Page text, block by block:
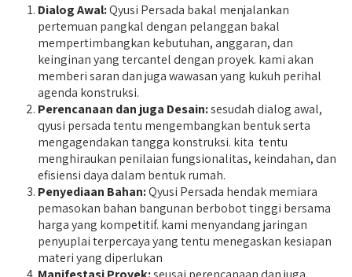
Dialog Awal:Qyusi Persada bakal menjalankan
pertemuan pangkal dengan pelanggan bakal
mempertimbangkan kebutuhan, anggaran, dan
keinginan yang tercantel dengan proyek. kami akan
memberi saran dan juga wawasan yang kukuh perihal
agenda konstruksi.
Perencanaan dan juga Desain:sesudah dialog awal,
qyusi persada tentu mengembangkan bentuk serta
mengagendakan tangga konstruksi. kita tentu
menghiraukan penilaian fungsionalitas, keindahan, dan
efisiensi daya dalam bentuk rumah.
Penyediaan Bahan:Qyusi Persada hendak memiara
pemasokan bahan bangunan berbobot tinggi bersama
harga yang kompetitif. kami menyandang jaringan
penyuplai terpercaya yang tentu menegaskan kesiapan
materi yang diperlukan